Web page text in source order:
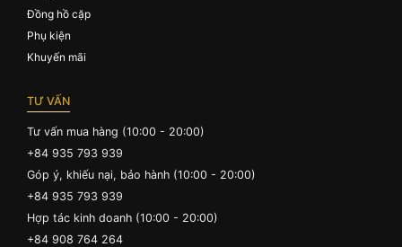
Đồng hồ cặp
Phụ kiện
Khuyến mãi
TƯ VẤN
Tư vấn mua hàng (10:00 - 20:00)
+84 935 793 939
Góp ý, khiếu nại, bảo hành (10:00 - 20:00)
+84 935 793 939
Hợp tác kinh doanh (10:00 - 20:00)
+84 908 764 264